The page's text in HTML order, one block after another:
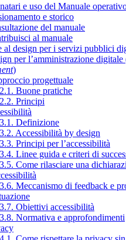
e uso del Manuale
e storico
del manuale
al manuale
al design per i servizi pubblici
per l’amministrazione digitale
)
progettuale
Buone pratiche
Principi
Definizione
Accessibilità by design
Principi per l’accessibilità
Linee guida e criteri di
Come rilasciare una
Meccanismo di feedback e
Obiettivi accessibilità
Normativa e approfondimenti